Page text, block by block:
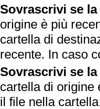
Sovrascrivi se
origine è più
cartella di
recente. In caso
Sovrascrivi se
cartella di origine
il file nella